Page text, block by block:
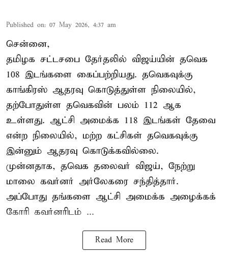
Published on: 07 May 2026, 4:37 am
சென்னை,
தமிழக சட்டசபை தேர்தலில் விஜய்யின் தவெக
108 இடங்களை கைப்பற்றியது. தவெகவுக்கு
காங்கிரஸ் ஆதரவு கொடுத்துள்ள நிலையில்,
தற்போதுள்ள தவெகவின் பலம் 112 ஆக
உள்ளது. ஆட்சி அமைக்க 118 இடங்கள் தேவை
என்ற நிலையில், மற்ற கட்சிகள் தவெகவுக்கு
இன்னும் ஆதரவு கொடுக்கவில்லை.
முன்னதாக, தவெக தலைவர் விஜய், நேற்று
மாலை கவர்னர் அர்லேகரை சந்தித்தார்.
அப்போது தங்களை ஆட்சி அமைக்க அழைக்கக்
கோரி கவர்னரிடம் ...
Read More